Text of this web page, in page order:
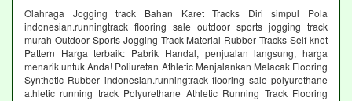
Olahraga Jogging track Bahan Karet Tracks Diri simpul Pola
indonesian.runningtrack flooring sale outdoor sports jogging track
murah Outdoor Sports Jogging Track Material Rubber Tracks Self knot
Pattern Harga terbaik: Pabrik Handal, penjualan langsung, harga
menarik untuk Anda! Poliuretan Athletic Menjalankan Melacak Flooring
Synthetic Rubber indonesian.runningtrack flooring sale polyurethane
athletic running track Polyurethane Athletic Running Track Flooring